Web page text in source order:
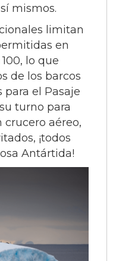
mismos.
limitan
en
lo que
de los barcos
el Pasaje
turno para
crucero aéreo,
¡todos
Antártida!